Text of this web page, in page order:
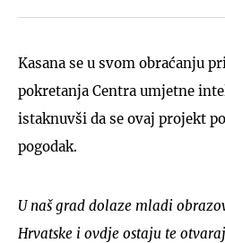
Kasana se u svom obraćanju
pokretanja Centra umjetne
istaknuvši da se ovaj projekt
pogodak.
U naš grad dolaze mladi
Hrvatske i ovdje ostaju te